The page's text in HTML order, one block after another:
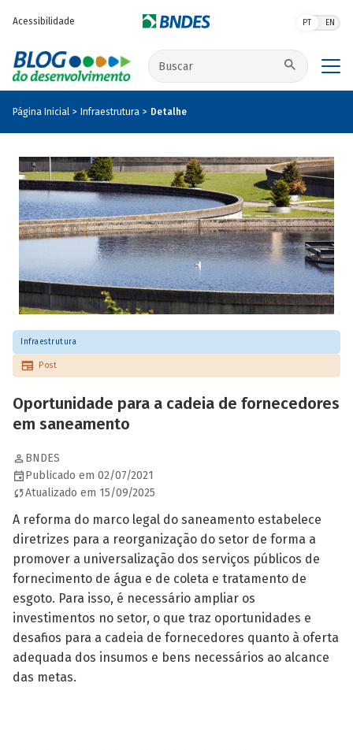
Acessibilidade PT EN
Buscar no site
Página Inicial Infraestrutura Detalhe
Infraestrutura
Post
Oportunidade para a cadeia de fornecedores
em saneamento
BNDES
Publicado em 02/07/2021
Atualizado em 15/09/2025
A reforma do marco legal do saneamento estabelece
diretrizes para a reorganização do setor de forma a
promover a universalização dos serviços públicos de
fornecimento de água e de coleta e tratamento de
esgoto. Para isso, é necessário ampliar os
investimentos no setor, o que traz oportunidades e
desafios para a cadeia de fornecedores quanto à oferta
adequada dos insumos e bens necessários ao alcance
das metas.